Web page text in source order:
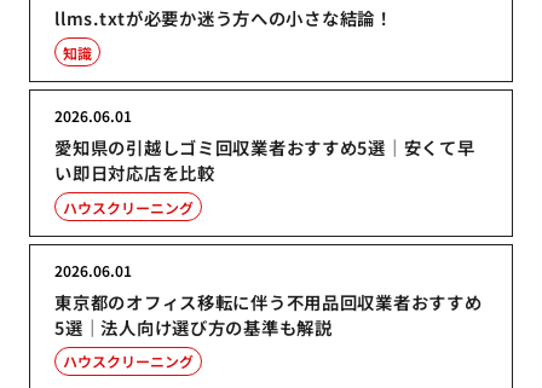
llms.txtが必要か迷う方への小さな結論！
知識
愛知県の引越しゴミ回収業者おすすめ5選｜安くて早
い即日対応店を比較
2026.06.01
ハウスクリーニング
東京都のオフィス移転に伴う不用品回収業者おすすめ
5選｜法人向け選び方の基準も解説
2026.06.01
ハウスクリーニング